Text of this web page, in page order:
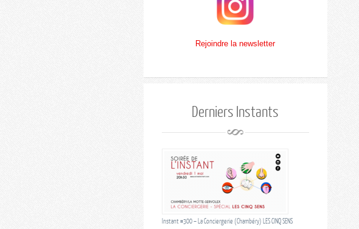
Rejoindre la newsletter
Derniers Instants
Instant #300 – La Conciergerie (Chambéry) LES CINQ SENS